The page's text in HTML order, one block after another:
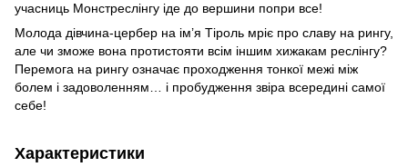
учасниць Монстреслінгу іде до вершини попри все!
Молода дівчина-цербер на ім’я Тіроль мріє про славу на рингу,
але чи зможе вона протистояти всім іншим хижакам реслінгу?
Перемога на рингу означає проходження тонкої межі між
болем і задоволенням… і пробудження звіра всередині самої
себе!
Характеристики